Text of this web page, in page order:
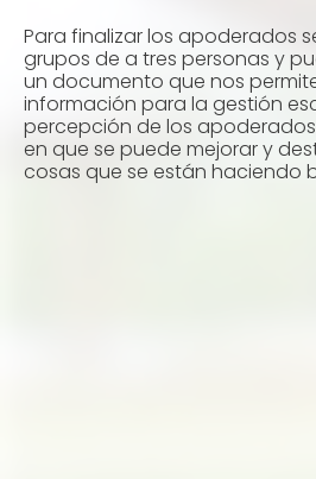
Para finalizar los apoderados
grupos de a tres personas y
un documento que nos
información para la gestión
percepción de los
en que se puede mejorar y
cosas que se están haciendo